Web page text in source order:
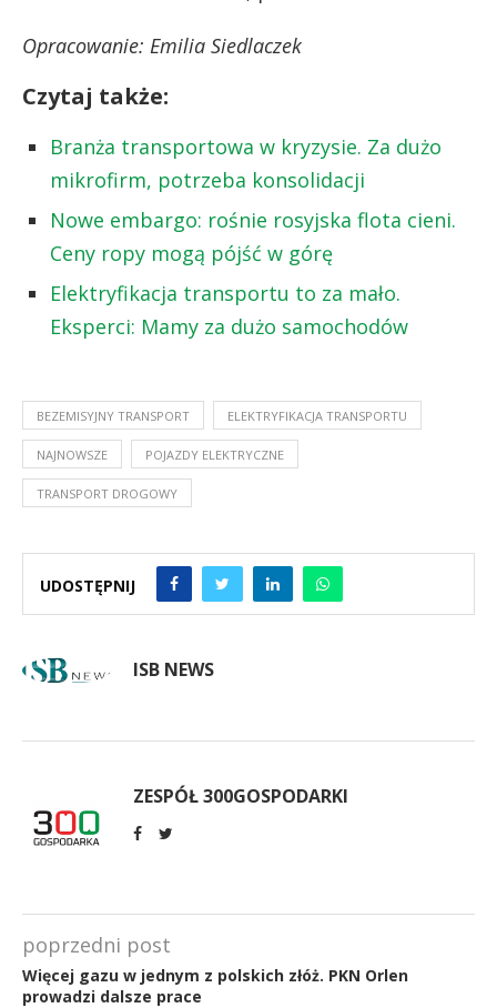
Opracowanie: Emilia Siedlaczek
Czytaj także:
Branża transportowa w kryzysie. Za dużo
mikrofirm, potrzeba konsolidacji
Nowe embargo: rośnie rosyjska flota cieni.
Ceny ropy mogą pójść w górę
Elektryfikacja transportu to za mało.
Eksperci: Mamy za dużo samochodów
BEZEMISYJNY TRANSPORT ELEKTRYFIKACJA TRANSPORTU
NAJNOWSZE POJAZDY ELEKTRYCZNE
TRANSPORT DROGOWY
UDOSTĘPNIJ
ISB NEWS
ZESPÓŁ 300GOSPODARKI
poprzedni post
Więcej gazu w jednym z polskich złóż. PKN Orlen
prowadzi dalsze prace